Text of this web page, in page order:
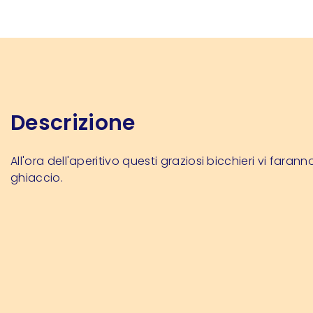
Descrizione
All'ora dell'aperitivo questi graziosi bicchieri vi
ghiaccio.